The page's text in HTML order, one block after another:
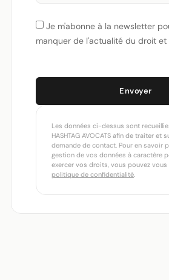
Je m'abonne à la newsletter
manquer de l'actualité du droit
Envoyer
Les données ci-dessus sont
HASHTAG AVOCATS afin de traiter et
demande de contact. Pour en savoir
gestion de vos données à caractère
exercer vos droits, vous pouvez
politique de confidentialité.